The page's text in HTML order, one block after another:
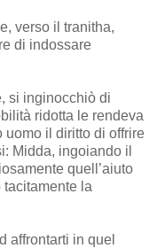
verso il tranitha,
di indossare
si inginocchiò di
ridotta le rendeva
uomo il diritto di offrire
Midda, ingoiando il
quell’aiuto
la
affrontarti in quel